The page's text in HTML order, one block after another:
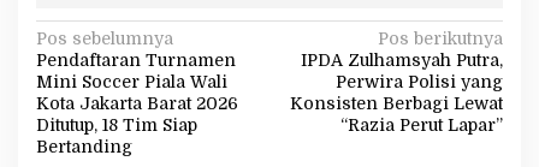
N
a
v
i
Pos sebelumnya
Pendaftaran Turnamen
Mini Soccer Piala Wali
Kota Jakarta Barat 2026
Ditutup, 18 Tim Siap
Bertanding
Pos berikutnya
IPDA Zulhamsyah Putra,
Perwira Polisi yang
Konsisten Berbagi Lewat
“Razia Perut Lapar”